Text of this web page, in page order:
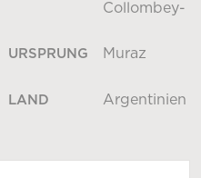
URSPRUNG
Collombey-
Muraz
LAND Argentinien